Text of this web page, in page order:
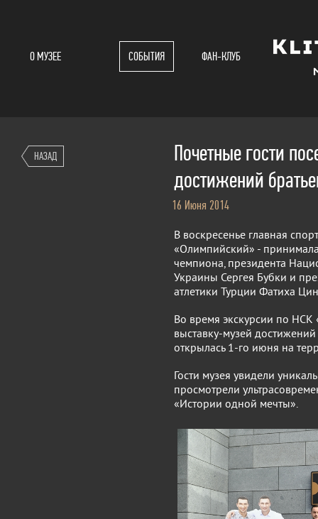
О МУЗЕЕ СОБЫТИЯ ФАН-КЛУБ
НАЗАД
Почетные гости
достижений
16 Июня 2014
В воскресенье главная
«Олимпийский» -
чемпиона, президента
Украины Сергея Бубки и
атлетики Турции Фатиха
Во время экскурсии по
выставку-музей
открылась 1-го июня на
Гости музея увидели
просмотрели
«Истории одной мечты».